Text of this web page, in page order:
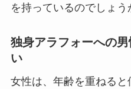
を持っているのでしょう
独身アラフォーへの
い
女性は、年齢を重ねると